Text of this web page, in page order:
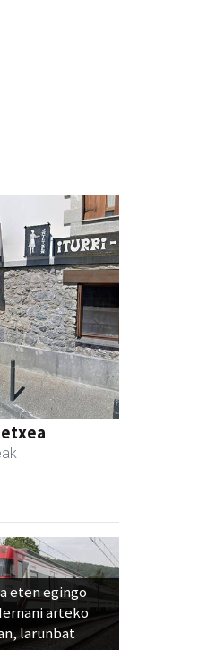
eten egingo
arteko
larunbat